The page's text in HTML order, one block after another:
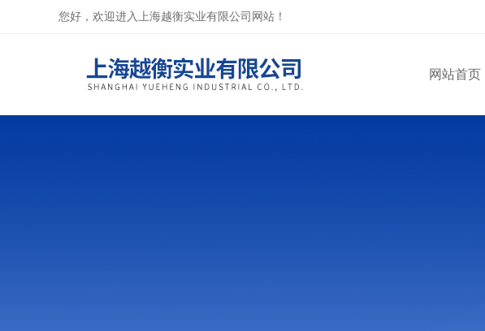
您好，欢迎进入上海越衡实业有限公司网站！
网站首页